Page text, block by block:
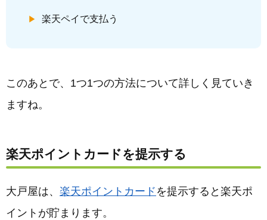
楽天ペイで支払う
このあとで、1つ1つの方法について詳しく見ていき
ますね。
楽天ポイントカードを提示する
大戸屋は、 楽天ポイントカード を提示すると楽天ポ
イントが貯まります。